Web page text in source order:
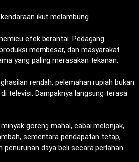
ikut melambung
efek berantai. Pedagang
membesar, dan masyarakat
yang paling merasakan tekanan.
rendah, pelemahan rupiah bukan
televisi. Dampaknya langsung terasa
goreng mahal, cabai melonjak,
sementara pendapatan tetap,
penurunan daya beli secara perlahan.